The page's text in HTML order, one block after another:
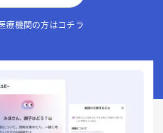
療機関の方はコチラ